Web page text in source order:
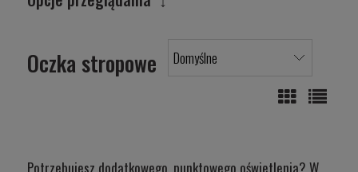
Oczka stropowe
Potrzebujesz dodatkowego, punktowego oświetlenia? W